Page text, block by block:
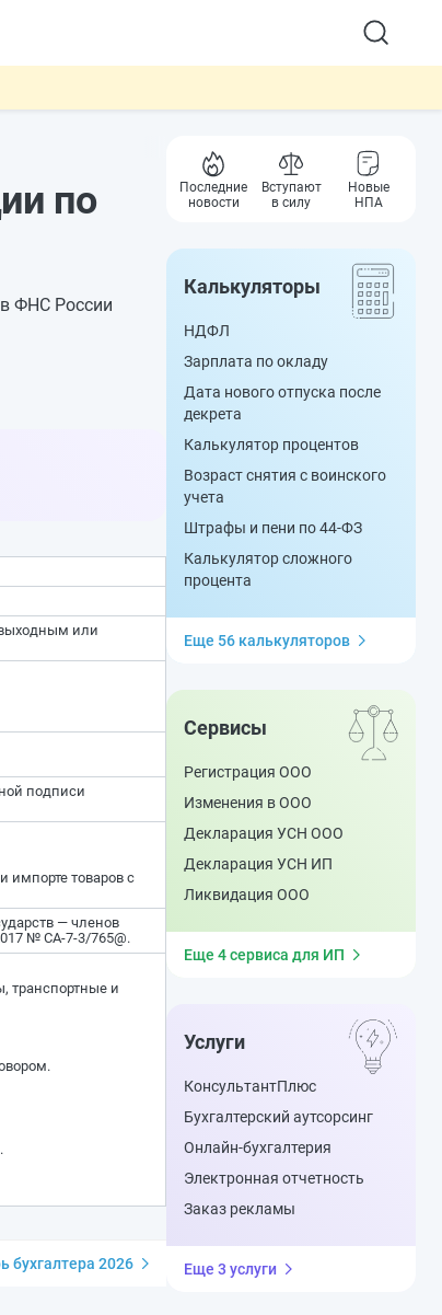
по
ФНС России
выходным или
подписи
импорте товаров с
— членов
№ СА-7-3/765@.
транспортные и
бухгалтера 2026
Последние
новости
Вступают
в силу
Новые
НПА
Калькуляторы
НДФЛ
Зарплата по окладу
Дата нового отпуска после
декрета
Калькулятор процентов
Возраст снятия с воинского
учета
Штрафы и пени по 44-ФЗ
Калькулятор сложного
процента
Еще 56 калькуляторов
Сервисы
Регистрация ООО
Изменения в ООО
Декларация УСН ООО
Декларация УСН ИП
Ликвидация ООО
Еще 4 сервиса для ИП
Услуги
КонсультантПлюс
Бухгалтерский аутсорсинг
Онлайн-бухгалтерия
Электронная отчетность
Заказ рекламы
Еще 3 услуги